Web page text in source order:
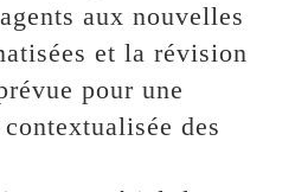
aux nouvelles
et la révision
pour une
des